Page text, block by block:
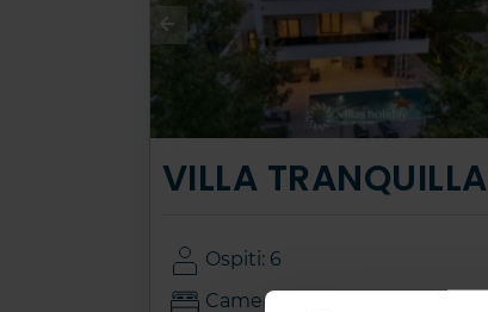
VILLA TRANQUILLA
Ospiti: 6
Camere da letto: 3